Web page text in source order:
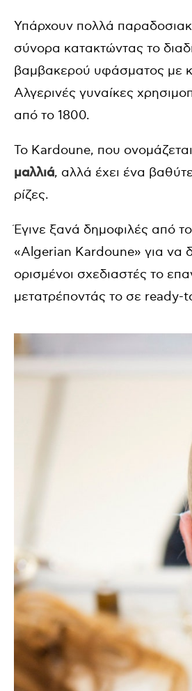
Υπάρχουν πολλά
σύνορα κατακτώντας το
βαμβακερού υφάσματος με
Αλγερινές γυναίκες
από το 1800.
Το Kardoune, που
μαλλιά, αλλά έχει ένα
ρίζες.
Έγινε ξανά δημοφιλές από
«Algerian Kardoune» για να
ορισμένοι σχεδιαστές το
μετατρέποντάς το σε